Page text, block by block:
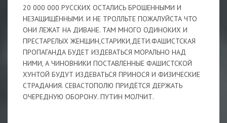
20 000 000 РУССКИХ ОСТАЛИСЬ БРОШЕННЫМИ И
НЕЗАЩИЩЁННЫМИ. И НЕ ТРОЛЛЬТЕ ПОЖАЛУЙСТА ЧТО
ОНИ ЛЕЖАТ НА ДИВАНЕ. ТАМ МНОГО ОДИНОКИХ И
ПРЕСТАРЕЛЫХ ЖЕНЩИН,СТАРИКИ,ДЕТИ.ФАШИСТСКАЯ
ПРОПАГАНДА БУДЕТ ИЗДЕВАТЬСЯ МОРАЛЬНО НАД
НИМИ, А ЧИНОВНИКИ ПОСТАВЛЕННЫЕ ФАШИСТСКОЙ
ХУНТОЙ БУДУТ ИЗДЕВАТЬСЯ ПРИНОСЯ И ФИЗИЧЕСКИЕ
СТРАДАНИЯ. СЕВАСТОПОЛЮ ПРИДЁТСЯ ДЕРЖАТЬ
ОЧЕРЕДНУЮ ОБОРОНУ. ПУТИН МОЛЧИТ.